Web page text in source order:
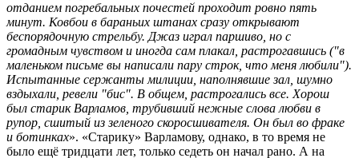
отданием погребальных почестей проходит ровно пять
минут. Ковбои в бараньих штанах сразу открывают
беспорядочную стрельбу. Джаз играл паршиво, но с
громадным чувством и иногда сам плакал, растрогавшись ("в
маленьком письме вы написали пару строк, что меня любили").
Испытанные сержанты милиции, наполнявшие зал, шумно
вздыхали, ревели "бис". В общем, растрогались все. Хорош
был старик Варламов, трубивший нежные слова любви в
рупор, сшитый из зеленого скоросшивателя. Он был во фраке
и ботинках». «Старику» Варламову, однако, в то время не
было ещё тридцати лет, только седеть он начал рано. А на